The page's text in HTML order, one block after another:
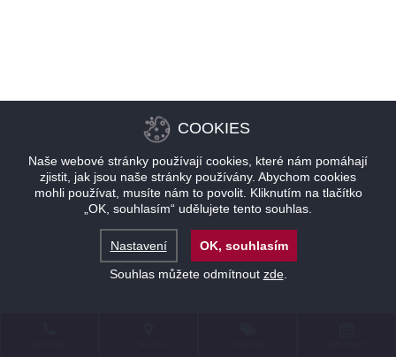
COOKIES
Naše webové stránky používají cookies, které nám pomáhají
zjistit, jak jsou naše stránky používány. Abychom cookies
mohli používat, musíte nám to povolit. Kliknutím na tlačítko
„OK, souhlasím“ udělujete tento souhlas.
Nastavení
OK, souhlasím
Souhlas můžete odmítnout zde.